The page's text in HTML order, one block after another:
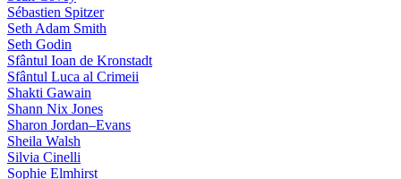
Sébastien Spitzer
Seth Adam Smith
Seth Godin
Sfântul Ioan de Kronstadt
Sfântul Luca al Crimeii
Shakti Gawain
Shann Nix Jones
Sharon Jordan–Evans
Sheila Walsh
Silvia Cinelli
Sophie Elmhirst